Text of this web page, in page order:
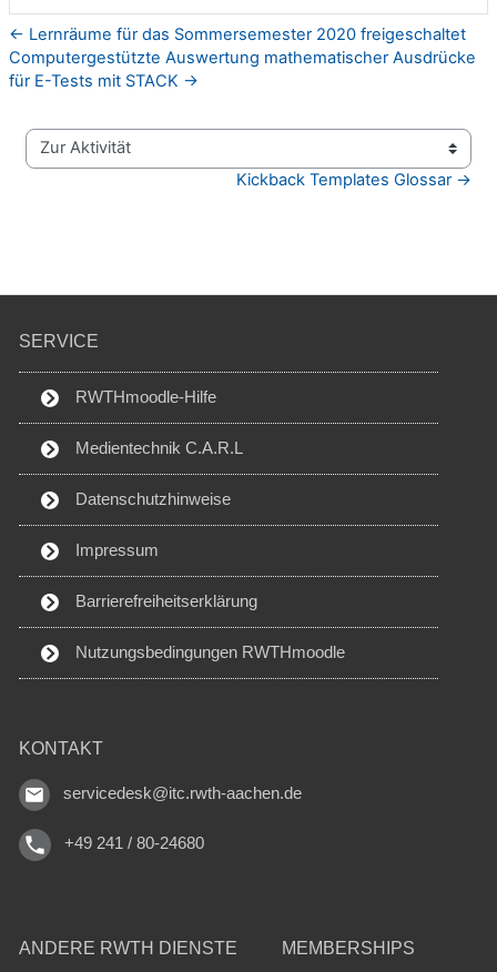
← Lernräume für das Sommersemester 2020 freigeschaltet
Computergestützte Auswertung mathematischer Ausdrücke
für E-Tests mit STACK →
Zur Aktivität
Kickback Templates Glossar →
SERVICE
RWTHmoodle-Hilfe
Medientechnik C.A.R.L
Datenschutzhinweise
Impressum
Barrierefreiheitserklärung
Nutzungsbedingungen RWTHmoodle
KONTAKT
servicedesk@itc.rwth-aachen.de
+49 241 / 80-24680
ANDERE RWTH DIENSTE MEMBERSHIPS